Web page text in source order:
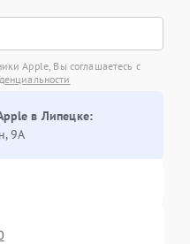
Apple, Вы соглашаетесь с
в Липецке:
9А